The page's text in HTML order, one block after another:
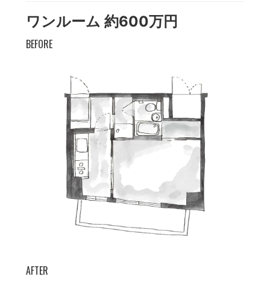
ワンルーム 約600万円
BEFORE
AFTER